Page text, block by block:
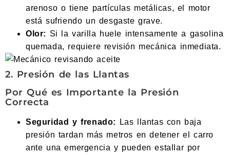
arenoso o tiene partículas metálicas, el motor
está sufriendo un desgaste grave.
Olor: Si la varilla huele intensamente a gasolina
quemada, requiere revisión mecánica inmediata.
2. Presión de las Llantas
Por Qué es Importante la Presión
Correcta
Seguridad y frenado:
Las llantas con baja
presión tardan más metros en detener el carro
ante una emergencia y pueden estallar por